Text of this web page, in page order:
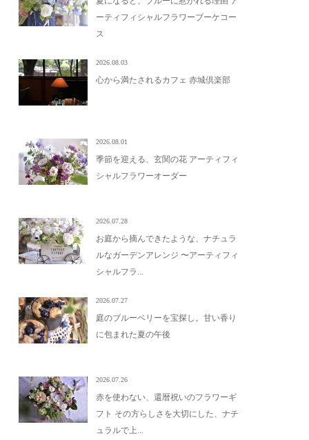
ーティフィシャルフラワーブーケコー
ス
2026.08.03
心から満たされるカフェ 赤城倶楽部
2026.08.01
季節を迎える、玄関の花 アーティフィ
シャルフラワーオーダー
2026.07.28
お庭から摘んできたような、ナチュラ
ルなガーデンアレンジ 〜アーティフィ
シャルフラ...
2026.07.27
庭のブルーベリーを宝探し。甘い香り
に包まれた夏の午後
2026.07.26
赤を使わない、還暦祝いのフラワーギ
フト その方らしさを大切にした、ナチ
ュラルで上...